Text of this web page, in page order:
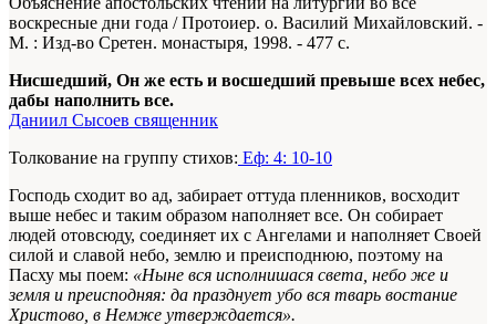
воскресные дни года / Протоиер. о. Василий Михайловский. -
М. : Изд-во Сретен. монастыря, 1998. - 477 с.
Нисшедший, Он же есть и восшедший превыше всех небес,
дабы наполнить все.
Даниил Сысоев священник
Толкование на группу стихов: Еф: 4: 10-10
Господь сходит во ад, забирает оттуда пленников, восходит
выше небес и таким образом наполняет все. Он собирает
людей отовсюду, соединяет их с Ангелами и наполняет Своей
силой и славой небо, землю и преисподнюю, поэтому на
Пасху мы поем: «Ныне вся исполнишася света, небо же и
земля и преисподняя: да празднует убо вся тварь востание
Христово, в Немже утверждается».